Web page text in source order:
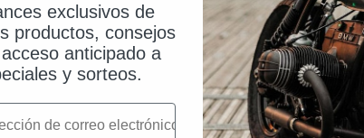
exclusivos de
productos, consejos
anticipado a
y sorteos.